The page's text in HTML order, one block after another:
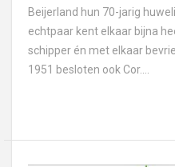
Beijerland hun 70-jarig
echtpaar kent elkaar bijna
schipper én met elkaar
1951 besloten ook Cor....